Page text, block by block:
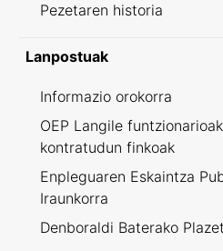
Pezetaren historia
Lanpostuak
Informazio orokorra
OEP Langile
kontratudun finkoak
Enpleguaren Eskaintza
Iraunkorra
Denboraldi Baterako